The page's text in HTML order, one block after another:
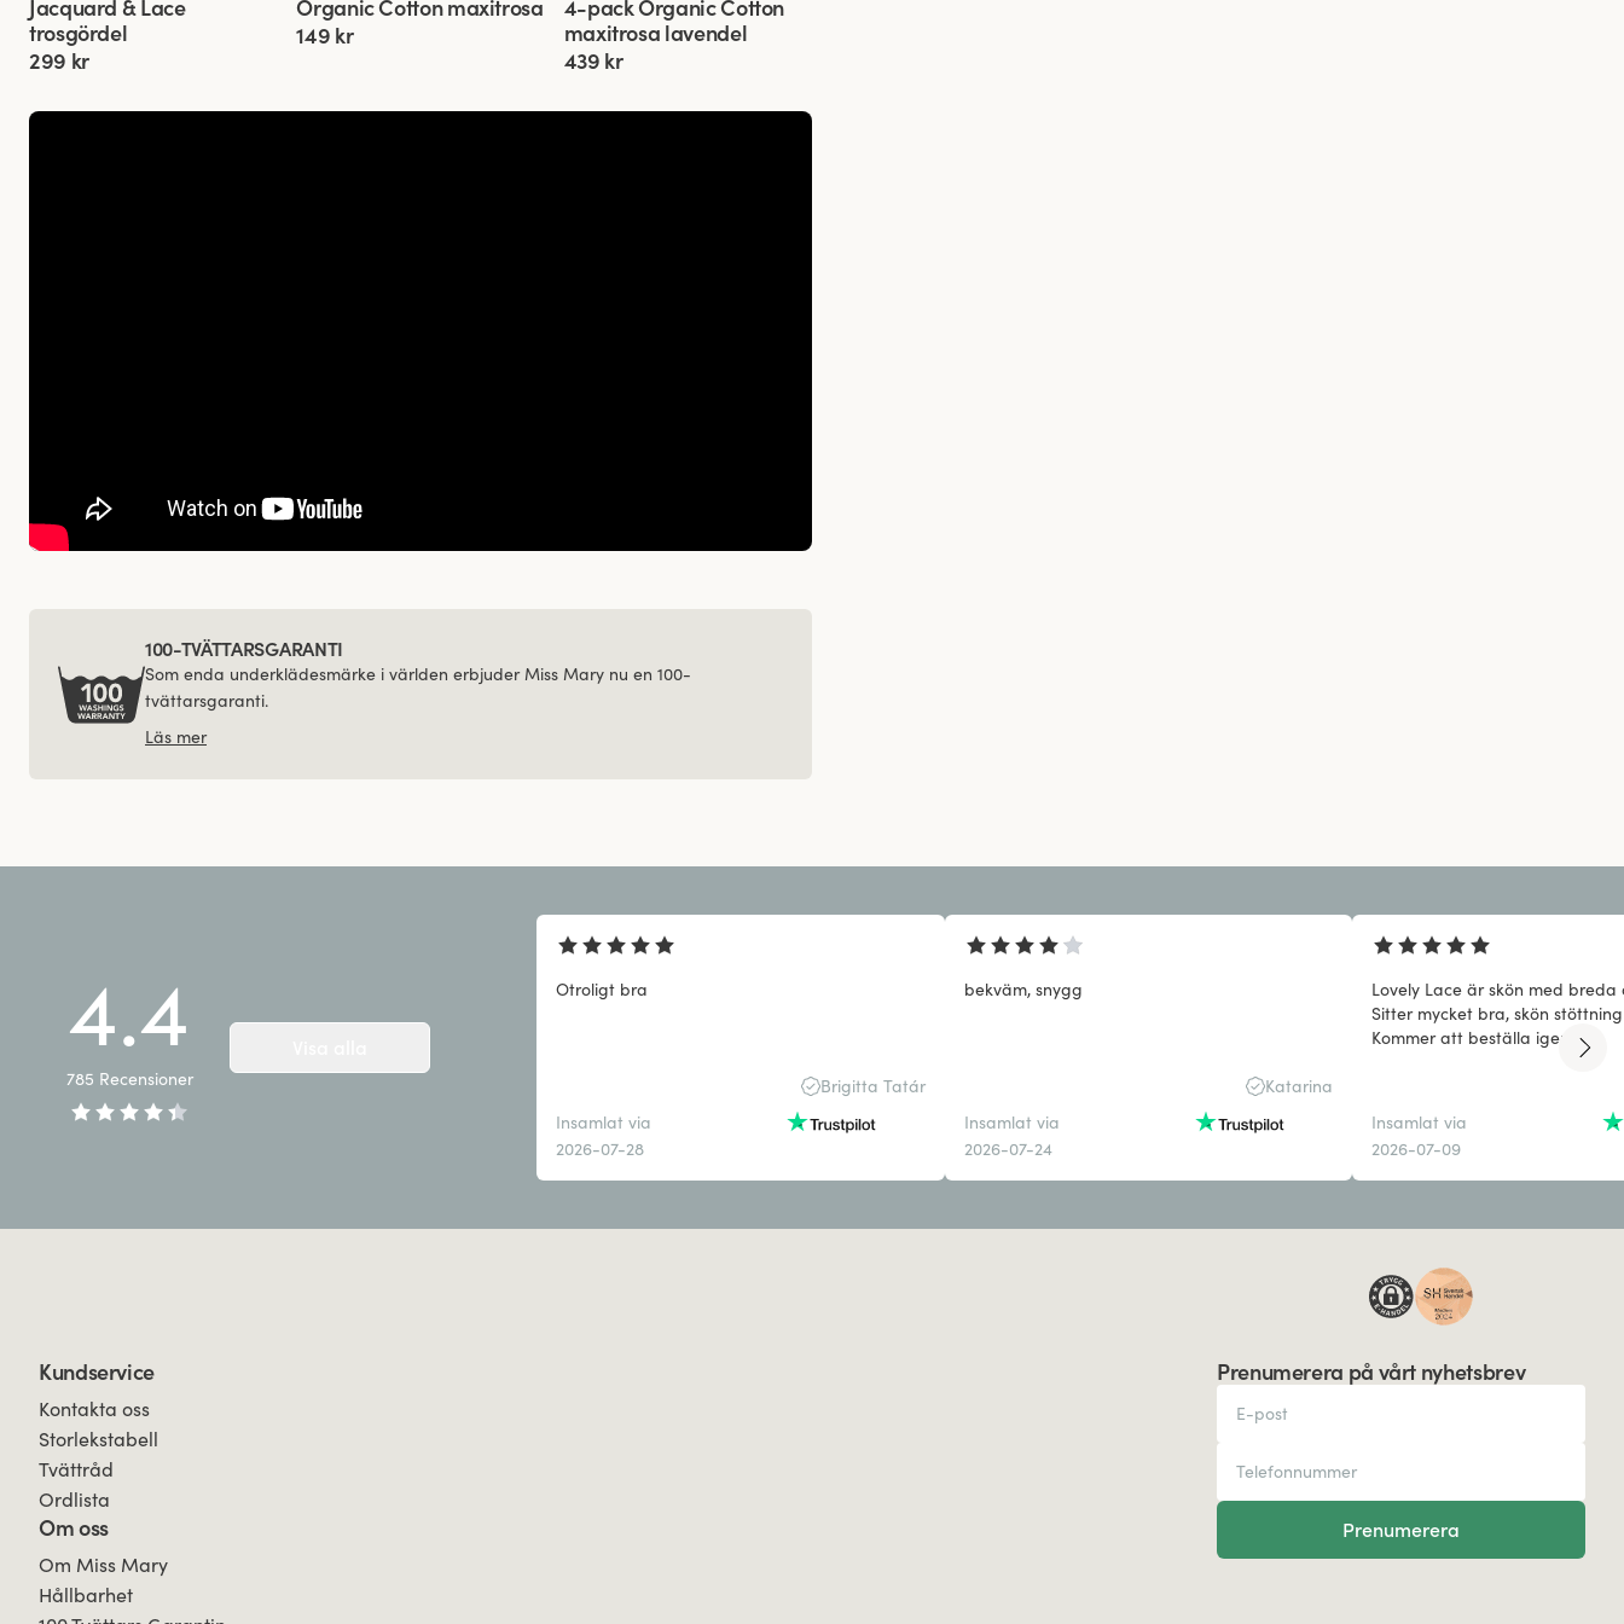
4 för 3
Jacquard & Lace
trosgördel
299 kr
4 för 3 Ny färg
Organic Cotton maxitrosa
149 kr
4-pack Organic Cotton
maxitrosa lavendel
439 kr
100-TVÄTTARSGARANTI
Som enda underklädesmärke i världen erbjuder Miss Mary nu en 100-
tvättarsgaranti.
Läs mer
4.4
785 Recensioner
Otroligt bra
Brigitta Tatár
Insamlat via
2026-07-28
bekväm, snygg
Katarina
Insamlat via
2026-07-24
Lovely Lace är skön med
Sitter mycket bra, skön
Kommer att beställa igen.
Insamlat via
2026-07-09
Prenumerera på vårt nyhetsbrev
Prenumerera
Kundservice
Kontakta oss
Storlekstabell
Tvättråd
Ordlista
Om oss
Om Miss Mary
Hållbarhet